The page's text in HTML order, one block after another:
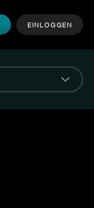
EINLOGGEN